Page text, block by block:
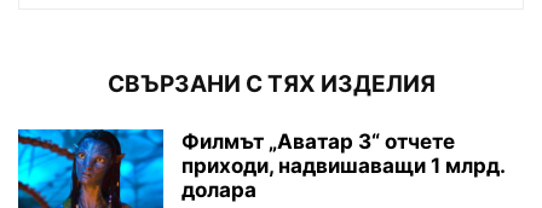
СВЪРЗАНИ С ТЯХ ИЗДЕЛИЯ
Филмът „Аватар 3“ отчете
приходи, надвишаващи 1 млрд.
долара